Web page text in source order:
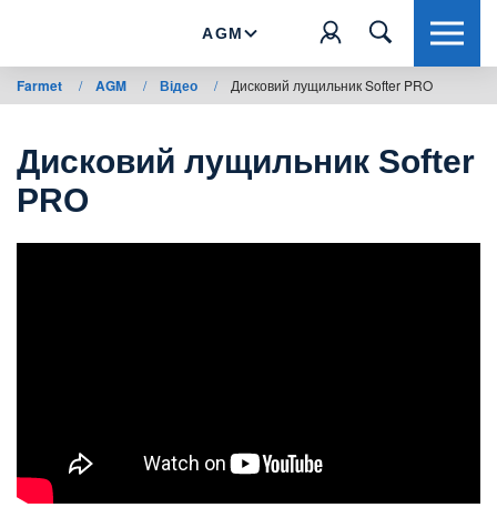
AGM
Farmet / AGM / Відео / Дисковий лущильник Softer PRO
Дисковий лущильник Softer
PRO